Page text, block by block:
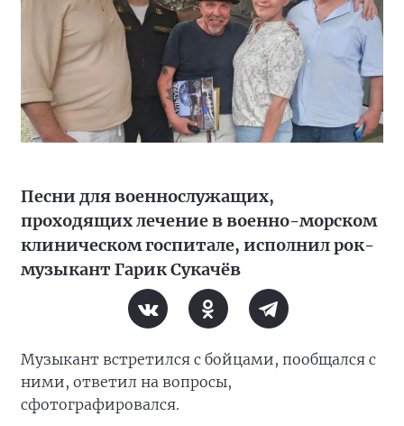
Песни для военнослужащих,
проходящих лечение в военно-морском
клиническом госпитале, исполнил рок-
музыкант Гарик Сукачёв
Музыкант встретился с бойцами, пообщался с
ними, ответил на вопросы,
сфотографировался.